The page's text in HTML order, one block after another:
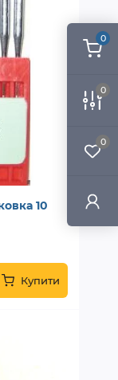
0
0
0
10
Купити